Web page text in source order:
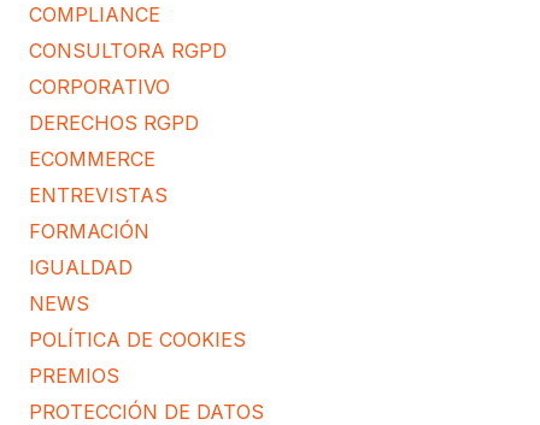
COMPLIANCE
CONSULTORA RGPD
CORPORATIVO
DERECHOS RGPD
ECOMMERCE
ENTREVISTAS
FORMACIÓN
IGUALDAD
NEWS
POLÍTICA DE COOKIES
PREMIOS
PROTECCIÓN DE DATOS